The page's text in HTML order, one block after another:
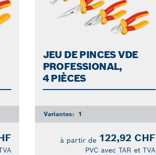
JEU DE PINCES VDE
PROFESSIONAL,
4 PIÈCES
Variantes: 1
à partir de 122,92 CHF
PVC avec TAR et TVA